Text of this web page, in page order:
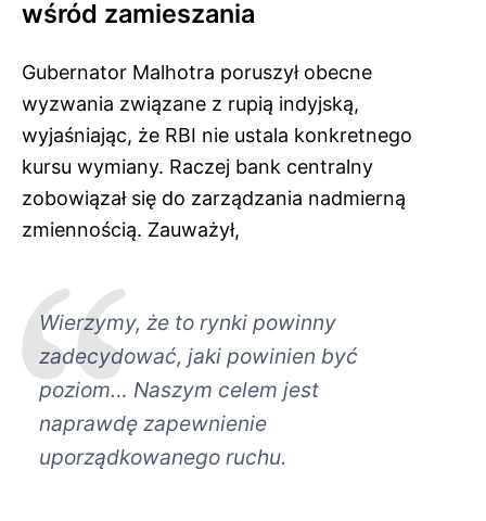
wśród zamieszania
Gubernator Malhotra poruszył obecne
wyzwania związane z rupią indyjską,
wyjaśniając, że RBI nie ustala konkretnego
kursu wymiany. Raczej bank centralny
zobowiązał się do zarządzania nadmierną
zmiennością. Zauważył,
Wierzymy, że to rynki powinny
zadecydować, jaki powinien być
poziom… Naszym celem jest
naprawdę zapewnienie
uporządkowanego ruchu.